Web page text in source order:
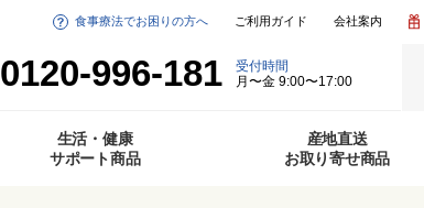
0120-996-181
受付時間
月〜金 9:00〜17:00
食事療法でお困りの方へ ご利用ガイド 会社案内
生活・健康
サポート商品
産地直送
お取り寄せ商品